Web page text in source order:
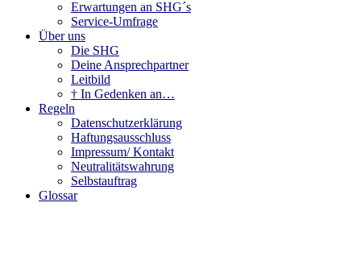
Erwartungen an SHG´s
Service-Umfrage
Über uns
Die SHG
Deine Ansprechpartner
Leitbild
† In Gedenken an…
Regeln
Datenschutzerklärung
Haftungsausschluss
Impressum/ Kontakt
Neutralitätswahrung
Selbstauftrag
Glossar